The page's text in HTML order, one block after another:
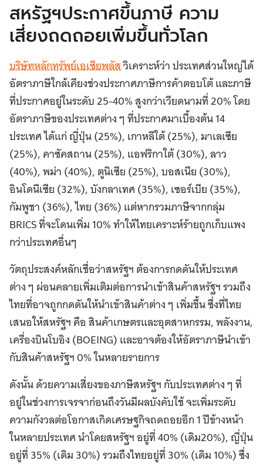
สหรัฐฯประกาศขึ้นภาษี ความ
เสี่ยงถดถอยเพิ่มขึ้นทั่วโลก
บริษัทหลักทรัพย์เอเซียพลัสวิเคราะห์ว่า ประเทศส่วนใหญ่ได้
อัตราภาษีใกล้เคียงช่วงประกาศภาษีการค้าตอบโต้ และภาษี
ที่ประกาศอยู่ในระดับ 25-40% สูงกว่าเวียดนามที่ 20% โดย
อัตราภาษีของประเทศต่าง ๆ ที่ประกาศมาเบื้องต้น 14
ประเทศ ได้แก่ ญี่ปุ่น (25%), เกาหลีใต้ (25%), มาเลเซีย
(25%), คาซัคสถาน (25%), แอฟริกาใต้ (30%), ลาว
(40%), พม่า (40%), ตูนิเซีย (25%), บอสเนีย (30%),
อินโดนีเซีย (32%), บังกลาเทศ (35%), เซอร์เบีย (35%),
กัมพูชา (36%), ไทย (36%) แต่หากรวมภาษีจากกลุ่ม
BRICS ที่จะโดนเพิ่ม 10% ทำให้ไทยเคราะห์ร้ายถูกเก็บแพง
กว่าประเทศอื่นๆ
วัตถุประสงค์หลักเชื่อว่าสหรัฐฯ ต้องการกดดันให้ประเทศ
ต่าง ๆ ผ่อนคลายเพิ่มเติมต่อการนำเข้าสินค้าสหรัฐฯ รวมถึง
ไทยที่อาจถูกกดดันให้นำเข้าสินค้าต่าง ๆ เพิ่มขึ้น ซึ่งที่ไทย
เสนอให้สหรัฐฯ คือ สินค้าเกษตรและอุตสาหกรรม, พลังงาน,
เครื่องบินโบอิง (BOEING) และอาจต้องให้อัตราภาษีนำเข้า
กับสินค้าสหรัฐฯ 0% ในหลายรายการ
ดังนั้น ด้วยความเสี่ยงของภาษีสหรัฐฯ กับประเทศต่าง ๆ ที่
อยู่ในช่วงการเจรจาก่อนถึงวันมีผลบังคับใช้ จะเพิ่มระดับ
ความกังวลต่อโอกาสเกิดเศรษฐกิจถดถอยอีก 1 ปีข้างหน้า
ในหลายประเทศ นำโดยสหรัฐฯ อยู่ที่ 40% (เดิม20%), ญี่ปุ่น
อยู่ที่ 35% (เดิม 30%) รวมถึงไทยอยู่ที่ 30% (เดิม 10%) ซึ่ง